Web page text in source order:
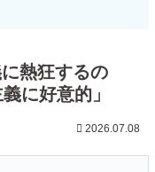
熱狂するの
に好意的」
2026.07.08